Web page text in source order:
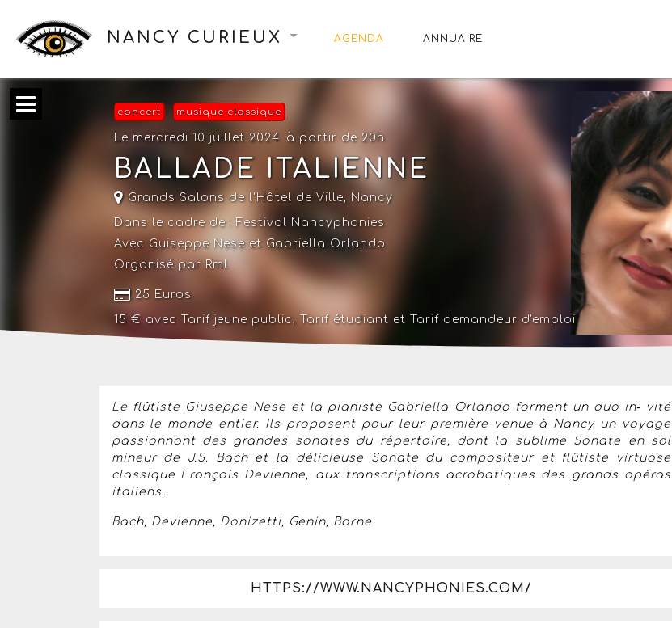
NANCY CURIEUX AGENDA ANNUAIRE
concert musique classique
Le mercredi 10 juillet 2024 à partir de 20h
BALLADE ITALIENNE
Grands Salons de l'Hôtel de Ville, Nancy
Dans le cadre de : Festival Nancyphonies
Avec Guiseppe Nese et Gabriella Orlando
Organisé par Rml
25 Euros
15 € avec Tarif jeune public, Tarif étudiant et Tarif demandeur d'emploi
Le flûtiste Giuseppe Nese et la pianiste Gabriella Orlando forment un duo in‐ vité
dans le monde entier. Ils proposent pour leur première venue à Nancy un voyage
passionnant des grandes sonates du répertoire, dont la sublime Sonate en sol
mineur de J.S. Bach et la délicieuse Sonate du compositeur et flûtiste virtuose
classique François Devienne, aux transcriptions acrobatiques des grands opéras
italiens.
​Bach, Devienne, Donizetti, Genin, Borne
HTTPS://WWW.NANCYPHONIES.COM/